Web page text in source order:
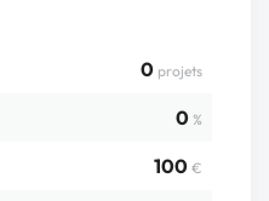
0 projets
0 %
100 €